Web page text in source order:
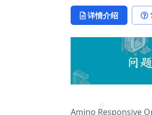
❅ ❅
详情介绍
Amino Responsive